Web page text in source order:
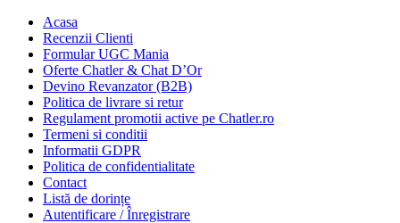
Acasa
Recenzii Clienti
Formular UGC Mania
Oferte Chatler & Chat D’Or
Devino Revanzator (B2B)
Politica de livrare si retur
Regulament promotii active pe Chatler.ro
Termeni si conditii
Informatii GDPR
Politica de confidentialitate
Contact
Listă de dorințe
Autentificare / Înregistrare